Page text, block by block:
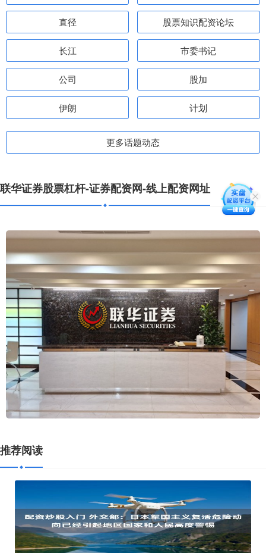
直径 股票知识配资论坛
长江 市委书记
公司 股加
伊朗 计划
更多话题动态
联华证券股票杠杆-证券配资网-线上配资网址
推荐阅读